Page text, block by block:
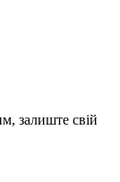
залиште свій